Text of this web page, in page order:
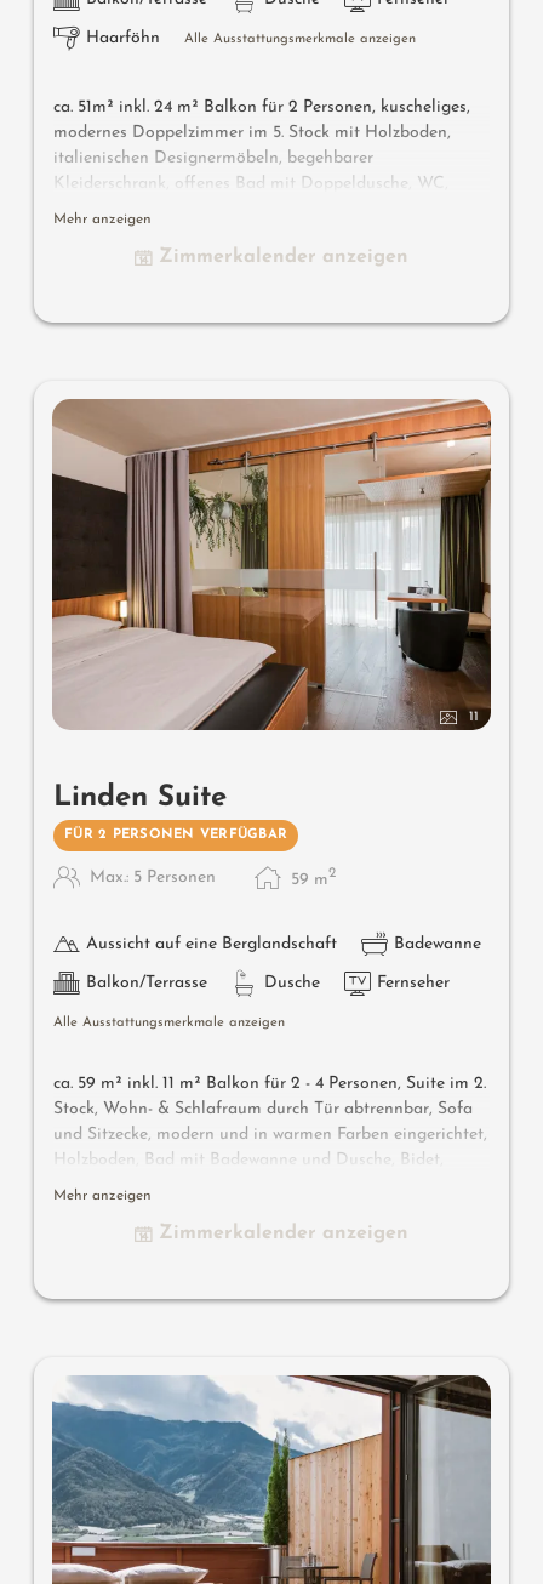
Haarföhn Alle Ausstattungsmerkmale anzeigen
ca. 51m² inkl. 24 m² Balkon für 2 Personen, kuscheliges,
modernes Doppelzimmer im 5. Stock mit Holzboden,
italienischen Designermöbeln, begehbarer
Kleiderschrank, offenes Bad mit Doppeldusche, WC,
großzügiger Balkon mit Whirlpool im Freien, Flat-TV,
Wissenswertes: Klimaanlage und Boxspringmatratzen
Mehr anzeigen
Zimmerkalender anzeigen
11
Linden Suite
FÜR 2 PERSONEN VERFÜGBAR
Max.: 5 Personen 59 m2
Aussicht auf eine Berglandschaft Badewanne
Balkon/Terrasse Dusche Fernseher
Alle Ausstattungsmerkmale anzeigen
ca. 59 m² inkl. 11 m² Balkon für 2 - 4 Personen, Suite im 2.
Stock, Wohn- & Schlafraum durch Tür abtrennbar, Sofa
und Sitzecke, modern und in warmen Farben eingerichtet,
Holzboden, Bad mit Badewanne und Dusche, Bidet,
separates WC, Flat-TV, gratis W-Lan, Minibar, Safe,
Wissenswertes: Klimaanlage und Boxspringmatratzen
Mehr anzeigen
Zimmerkalender anzeigen